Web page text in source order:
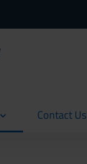
Contact Us
current